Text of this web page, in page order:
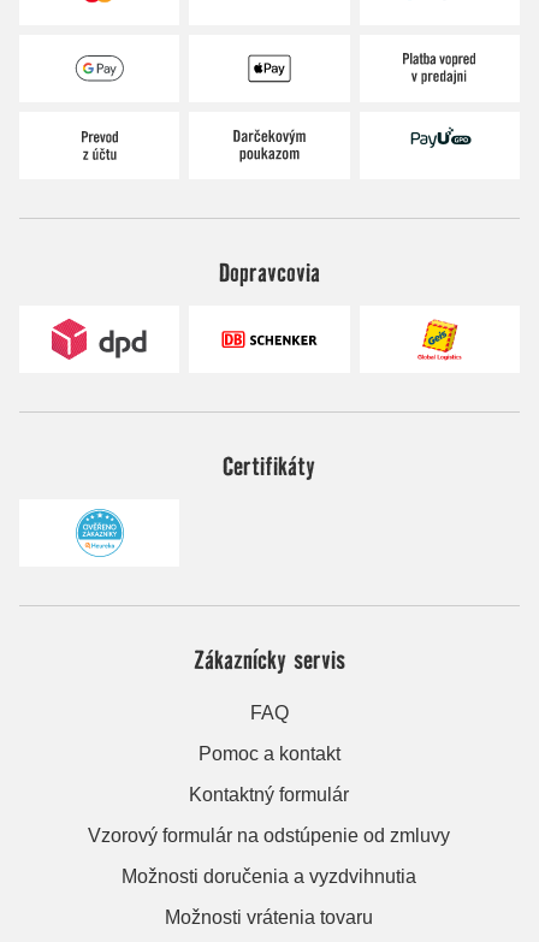
Dopravcovia
Certifikáty
Zákaznícky servis
FAQ
Pomoc a kontakt
Kontaktný formulár
Vzorový formulár na odstúpenie od zmluvy
Možnosti doručenia a vyzdvihnutia
Možnosti vrátenia tovaru